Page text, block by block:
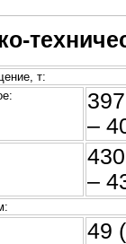
т:
–
–
49